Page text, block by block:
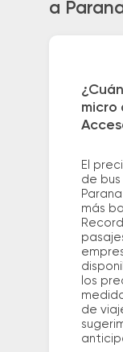
a
micro
El
de
más
los
de